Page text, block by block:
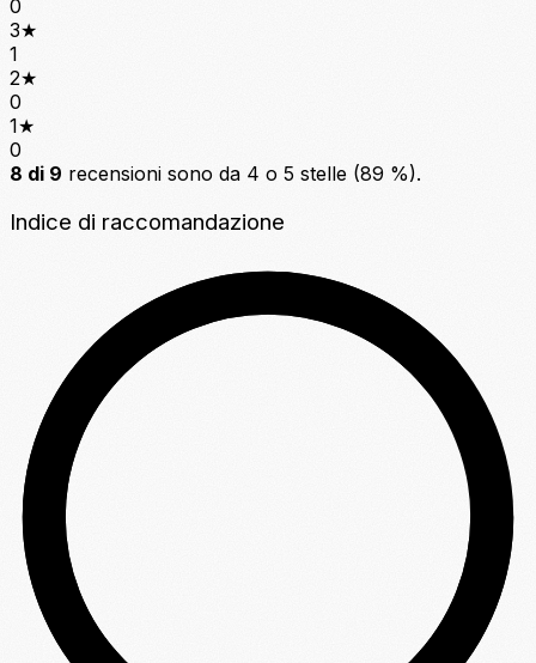
0
3★
1
2★
0
1★
0
8 di 9 recensioni sono da 4 o 5 stelle (89 %).
Indice di raccomandazione